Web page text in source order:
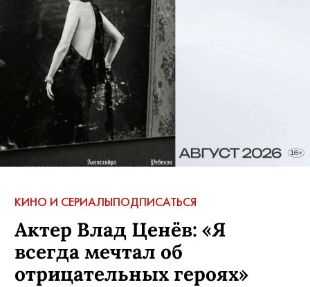
КИНО И СЕРИАЛЫПОДПИСАТЬСЯ
Актер Влад Ценёв: «Я
всегда мечтал об
отрицательных героях»